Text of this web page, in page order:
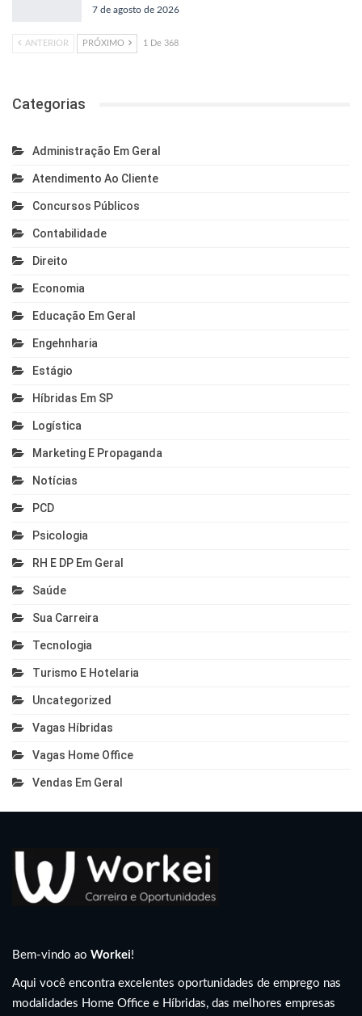
7 de agosto de 2026
ANTERIOR PRÓXIMO 1 De 368
Categorias
Administração Em Geral
Atendimento Ao Cliente
Concursos Públicos
Contabilidade
Direito
Economia
Educação Em Geral
Engehnharia
Estágio
Híbridas Em SP
Logística
Marketing E Propaganda
Notícias
PCD
Psicologia
RH E DP Em Geral
Saúde
Sua Carreira
Tecnologia
Turismo E Hotelaria
Uncategorized
Vagas Híbridas
Vagas Home Office
Vendas Em Geral
Bem-vindo ao Workei!
Aqui você encontra excelentes oportunidades de emprego nas
modalidades Home Office e Híbridas, das melhores empresas